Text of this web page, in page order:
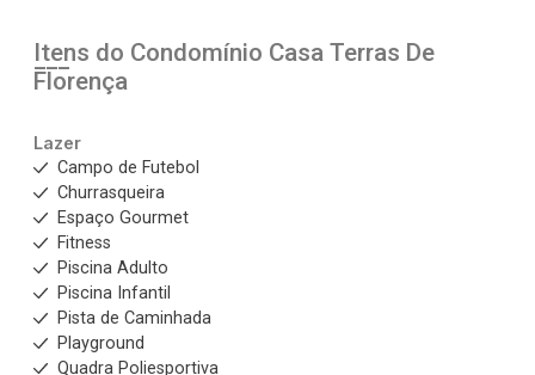
Itens do Condomínio Casa Terras De
Florença
Lazer
Campo de Futebol
Churrasqueira
Espaço Gourmet
Fitness
Piscina Adulto
Piscina Infantil
Pista de Caminhada
Playground
Quadra Poliesportiva